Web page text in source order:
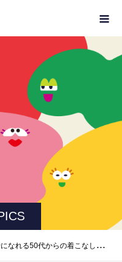
代からの着こなしガイド｜プロが教える似合うの見つけ方